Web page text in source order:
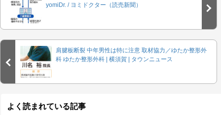
yomiDr. / ヨミドクター（読売新聞）
肩腱板断裂 中年男性は特に注意 取材協力／ゆたか整形外
科 ゆたか整形外科 | 横須賀 | タウンニュース
よく読まれている記事